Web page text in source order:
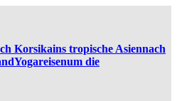
Korsikains tropische Asiennach
Yogareisenum die